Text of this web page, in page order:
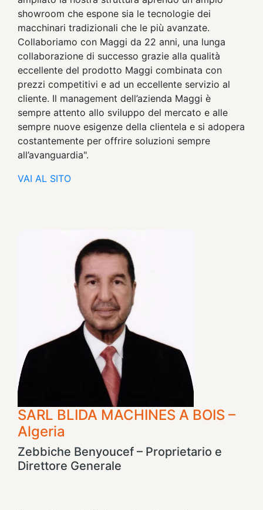
showroom che espone sia le tecnologie dei
macchinari tradizionali che le più avanzate.
Collaboriamo con Maggi da 22 anni, una lunga
collaborazione di successo grazie alla qualità
eccellente del prodotto Maggi combinata con
prezzi competitivi e ad un eccellente servizio al
cliente. Il management dell’azienda Maggi è
sempre attento allo sviluppo del mercato e alle
sempre nuove esigenze della clientela e si adopera
costantemente per offrire soluzioni sempre
all’avanguardia".
VAI AL SITO
SARL BLIDA MACHINES A BOIS –
Algeria
Zebbiche Benyoucef – Proprietario e
Direttore Generale